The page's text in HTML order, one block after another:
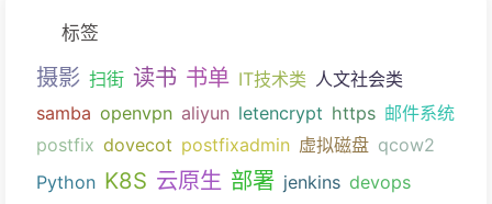
标签
摄影 扫街 读书 书单 IT技术类 人文社会类
samba openvpn aliyun letencrypt https 邮件系统
postfix dovecot postfixadmin 虚拟磁盘 qcow2
Python K8S 云原生 部署 jenkins devops